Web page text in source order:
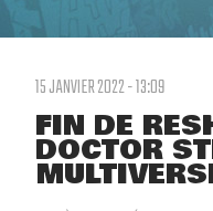
15 JANVIER 2022 - 13:09
FIN DE
DOCTOR